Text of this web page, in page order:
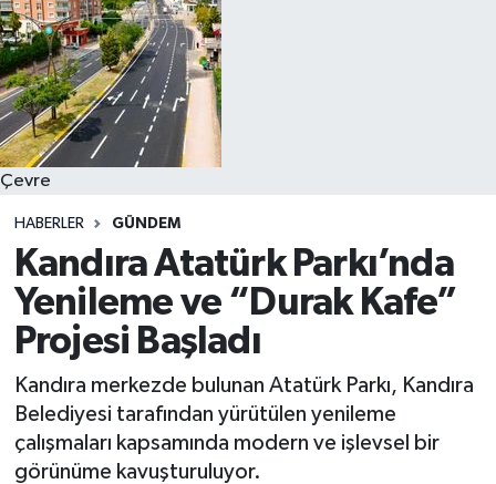
Çevre
HABERLER GÜNDEM
Kandıra Atatürk Parkı’nda
Yenileme ve “Durak Kafe”
Projesi Başladı
Kandıra merkezde bulunan Atatürk Parkı, Kandıra
Belediyesi tarafından yürütülen yenileme
çalışmaları kapsamında modern ve işlevsel bir
görünüme kavuşturuluyor.